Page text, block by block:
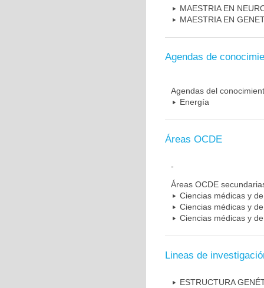
MAESTRIA EN
MAESTRIA EN
Agendas de
Agendas del
Energía
Áreas OCDE
-
Áreas OCDE
Ciencias médicas y
Ciencias médicas y
Ciencias médicas y
Lineas de
ESTRUCTURA